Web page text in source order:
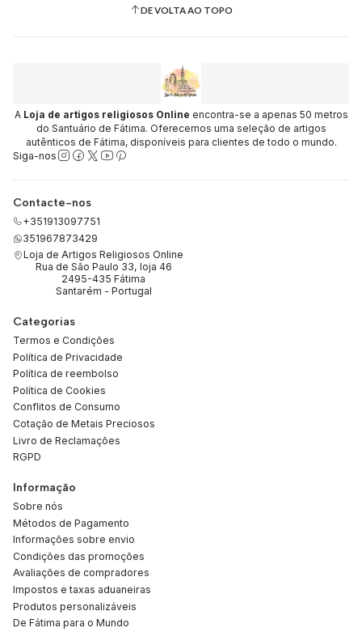
DE VOLTA AO TOPO
A Loja de artigos religiosos Online encontra-se a apenas 50 metros
do Santuário de Fátima. Oferecemos uma seleção de artigos
autênticos de Fátima, disponíveis para clientes de todo o mundo.
Siga-nos
Contacte-nos
+351913097751
351967873429
Loja de Artigos Religiosos Online
Rua de São Paulo 33, loja 46
2495-435 Fátima
Santarém - Portugal
Categorias
Termos e Condições
Política de Privacidade
Política de reembolso
Política de Cookies
Conflitos de Consumo
Cotação de Metais Preciosos
Livro de Reclamações
RGPD
Informação
Sobre nós
Métodos de Pagamento
Informações sobre envio
Condições das promoções
Avaliações de compradores
Impostos e taxas aduaneiras
Produtos personalizáveis
De Fátima para o Mundo